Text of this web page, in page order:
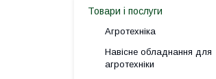
Товари і послуги
Агротехніка
Навісне обладнання для
агротехніки